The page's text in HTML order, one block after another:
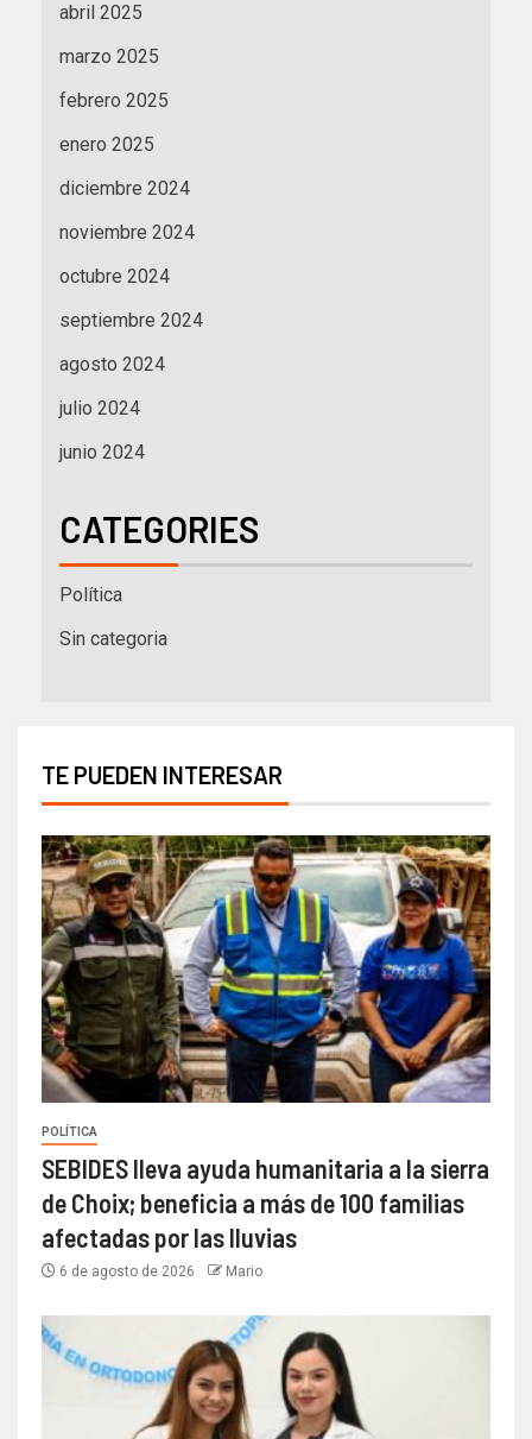
abril 2025
marzo 2025
febrero 2025
enero 2025
diciembre 2024
noviembre 2024
octubre 2024
septiembre 2024
agosto 2024
julio 2024
junio 2024
CATEGORIES
Política
Sin categoria
TE PUEDEN INTERESAR
POLÍTICA
SEBIDES lleva ayuda humanitaria a la sierra
de Choix; beneficia a más de 100 familias
afectadas por las lluvias
6 de agosto de 2026 Mario